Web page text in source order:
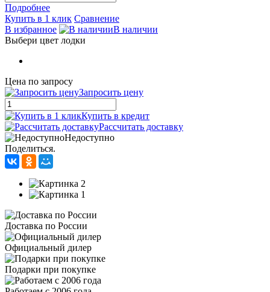
Подробнее
Купить в 1 клик Сравнение
В избранное
В наличии
Выбери цвет лодки
Цена по запросу
Запросить цену
Купить в кредит
Рассчитать доставку
Недоступно
Поделиться.
Доставка по России
Официальный дилер
Подарки при покупке